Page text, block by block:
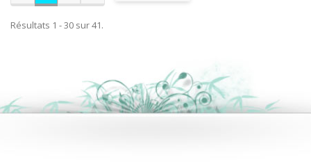
Résultats 1 - 30 sur 41.